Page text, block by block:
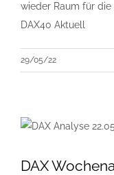
wieder Raum für die
DAX40 Aktuell
29/05/22
DAX